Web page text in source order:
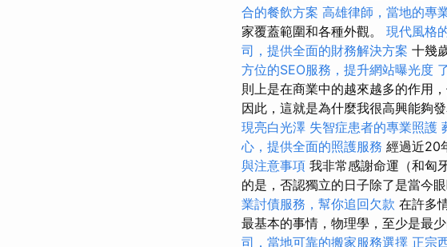
合的餐飲方案 高雄律師，當地的專
家覆蓋範圍和各種外觀。 現代風格
司，提供全面的財務解決方案 十幾
方位的SEO服務，提升網站曝光度
則上是在商業中的越來越多的作用
因此，這就是為什麼我很高興能夠
現亮白光澤 失智症患者的專業照護
心，提供全面的照護服務 經過近20
與注意事項 我非常感謝命運（和匈
的是，否認獨立的日子除了是當今
業討債服務，幫你追回欠款 在許多
最基本的事情，物理學，至少是最少
司，當地可靠的搬家服務選擇 正宗